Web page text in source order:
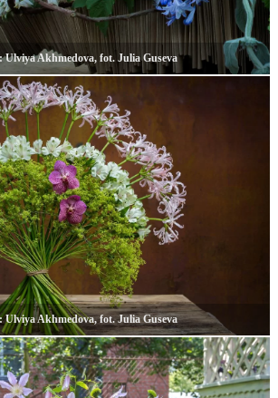
Ulviya Akhmedova, fot. Julia Guseva
Ulviya Akhmedova, fot. Julia Guseva